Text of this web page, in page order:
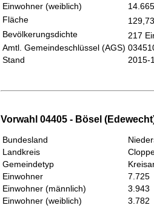
Einwohner (weiblich)
14.665
Fläche
Bevölkerungsdichte
217
Amtl. Gemeindeschlüssel (AGS)
Stand
2015-
Vorwahl 04405 - Bösel
Bundesland
Landkreis
Gemeindetyp
Einwohner
7.725
Einwohner (männlich)
3.943
Einwohner (weiblich)
3.782